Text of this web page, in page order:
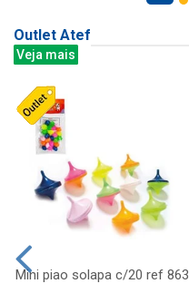
Outlet Atef
Veja mais
Mini piao solapa c/20 ref 863